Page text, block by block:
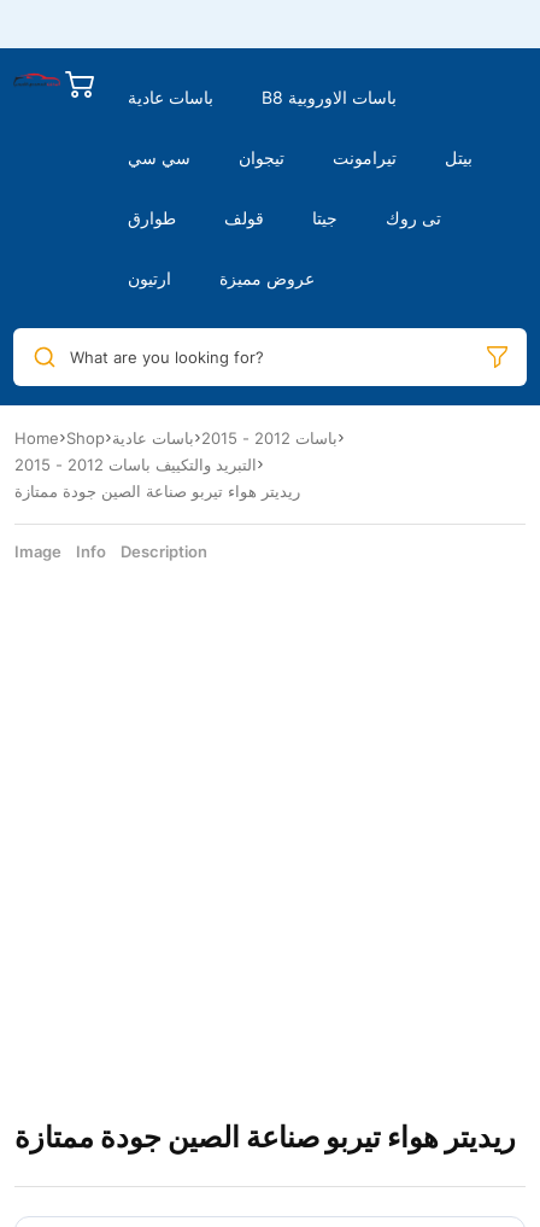
باسات عادية B8 باسات الاوروبية
سي سي تيجوان تيرامونت بيتل
طوارق قولف جيتا تى روك
ارتيون عروض مميزة
What are you looking for?
Home Shop باسات عادية
باسات 2012 - 2015
التبريد والتكييف باسات 2012 - 2015
ريديتر هواء تيربو صناعة الصين جودة ممتازة
Image Info Description
ريديتر هواء تيربو صناعة الصين جودة ممتازة